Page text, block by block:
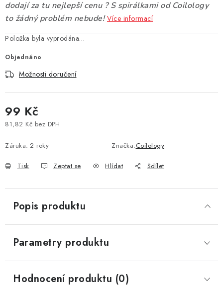
ZNAČKY
Vše o nákupu Jak reklamovat či vrátit zboží
Kontakty
dodají za tu nejlepší cenu ? S spirálkami od Coilology
to žádný problém nebude! Více informací
Položka byla vyprodána…
Objednáno
Možnosti doručení
99 Kč
81,82 Kč bez DPH
Záruka: 2 roky Značka:Coilology
Tisk Zeptat se Hlídat Sdílet
Popis produktu
Parametry produktu
Hodnocení produktu (0)